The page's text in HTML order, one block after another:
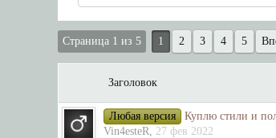
Страница 1 из 5 1 2 3 4 5
Заголовок
Любая версия
Куплю стили и
Vin4esteR, 27 фев 2022